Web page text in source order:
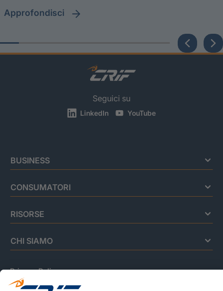
approfondisci
Seguici su
LinkedIn YouTube
BUSINESS
CONSUMATORI
RISORSE
CHI SIAMO
Privacy Policy
Cookie Policy